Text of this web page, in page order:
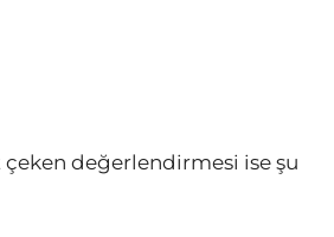
çeken değerlendirmesi ise şu